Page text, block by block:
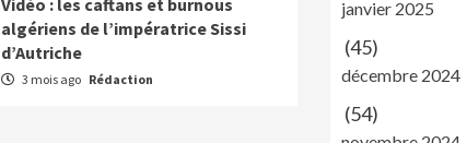
Vidéo : les caftans et burnous
algériens de l’impératrice Sissi
d’Autriche
3 mois ago Rédaction
janvier 2025
(45)
décembre 2024
(54)